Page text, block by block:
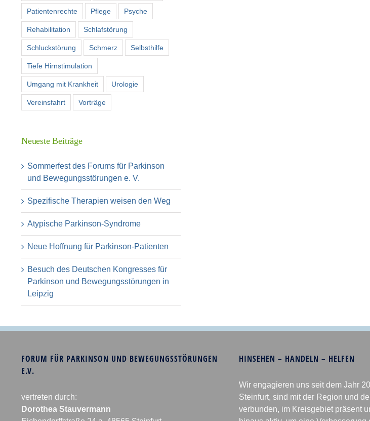
Patientenrechte Pflege Psyche
Rehabilitation Schlafstörung
Schluckstörung Schmerz Selbsthilfe
Tiefe Hirnstimulation
Umgang mit Krankheit Urologie
Vereinsfahrt Vorträge
Neueste Beiträge
Sommerfest des Forums für Parkinson
und Bewegungsstörungen e. V.
Spezifische Therapien weisen den Weg
Atypische Parkinson-Syndrome
Neue Hoffnung für Parkinson-Patienten
Besuch des Deutschen Kongresses für
Parkinson und Bewegungsstörungen in
Leipzig
FORUM FÜR PARKINSON UND BEWEGUNGSSTÖRUNGEN
E.V.
vertreten durch:
Dorothea Stauvermann
HINSEHEN – HANDELN – HELFEN
Wir engagieren uns seit dem Jahr
Steinfurt, sind mit der Region und
verbunden, im Kreisgebiet präsent